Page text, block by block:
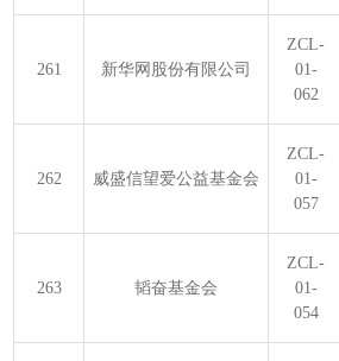
261 新华网股份有限公司
ZCL-
01-
062
262 威盛信望爱公益基金会
ZCL-
01-
057
263 韬奋基金会
ZCL-
01-
054